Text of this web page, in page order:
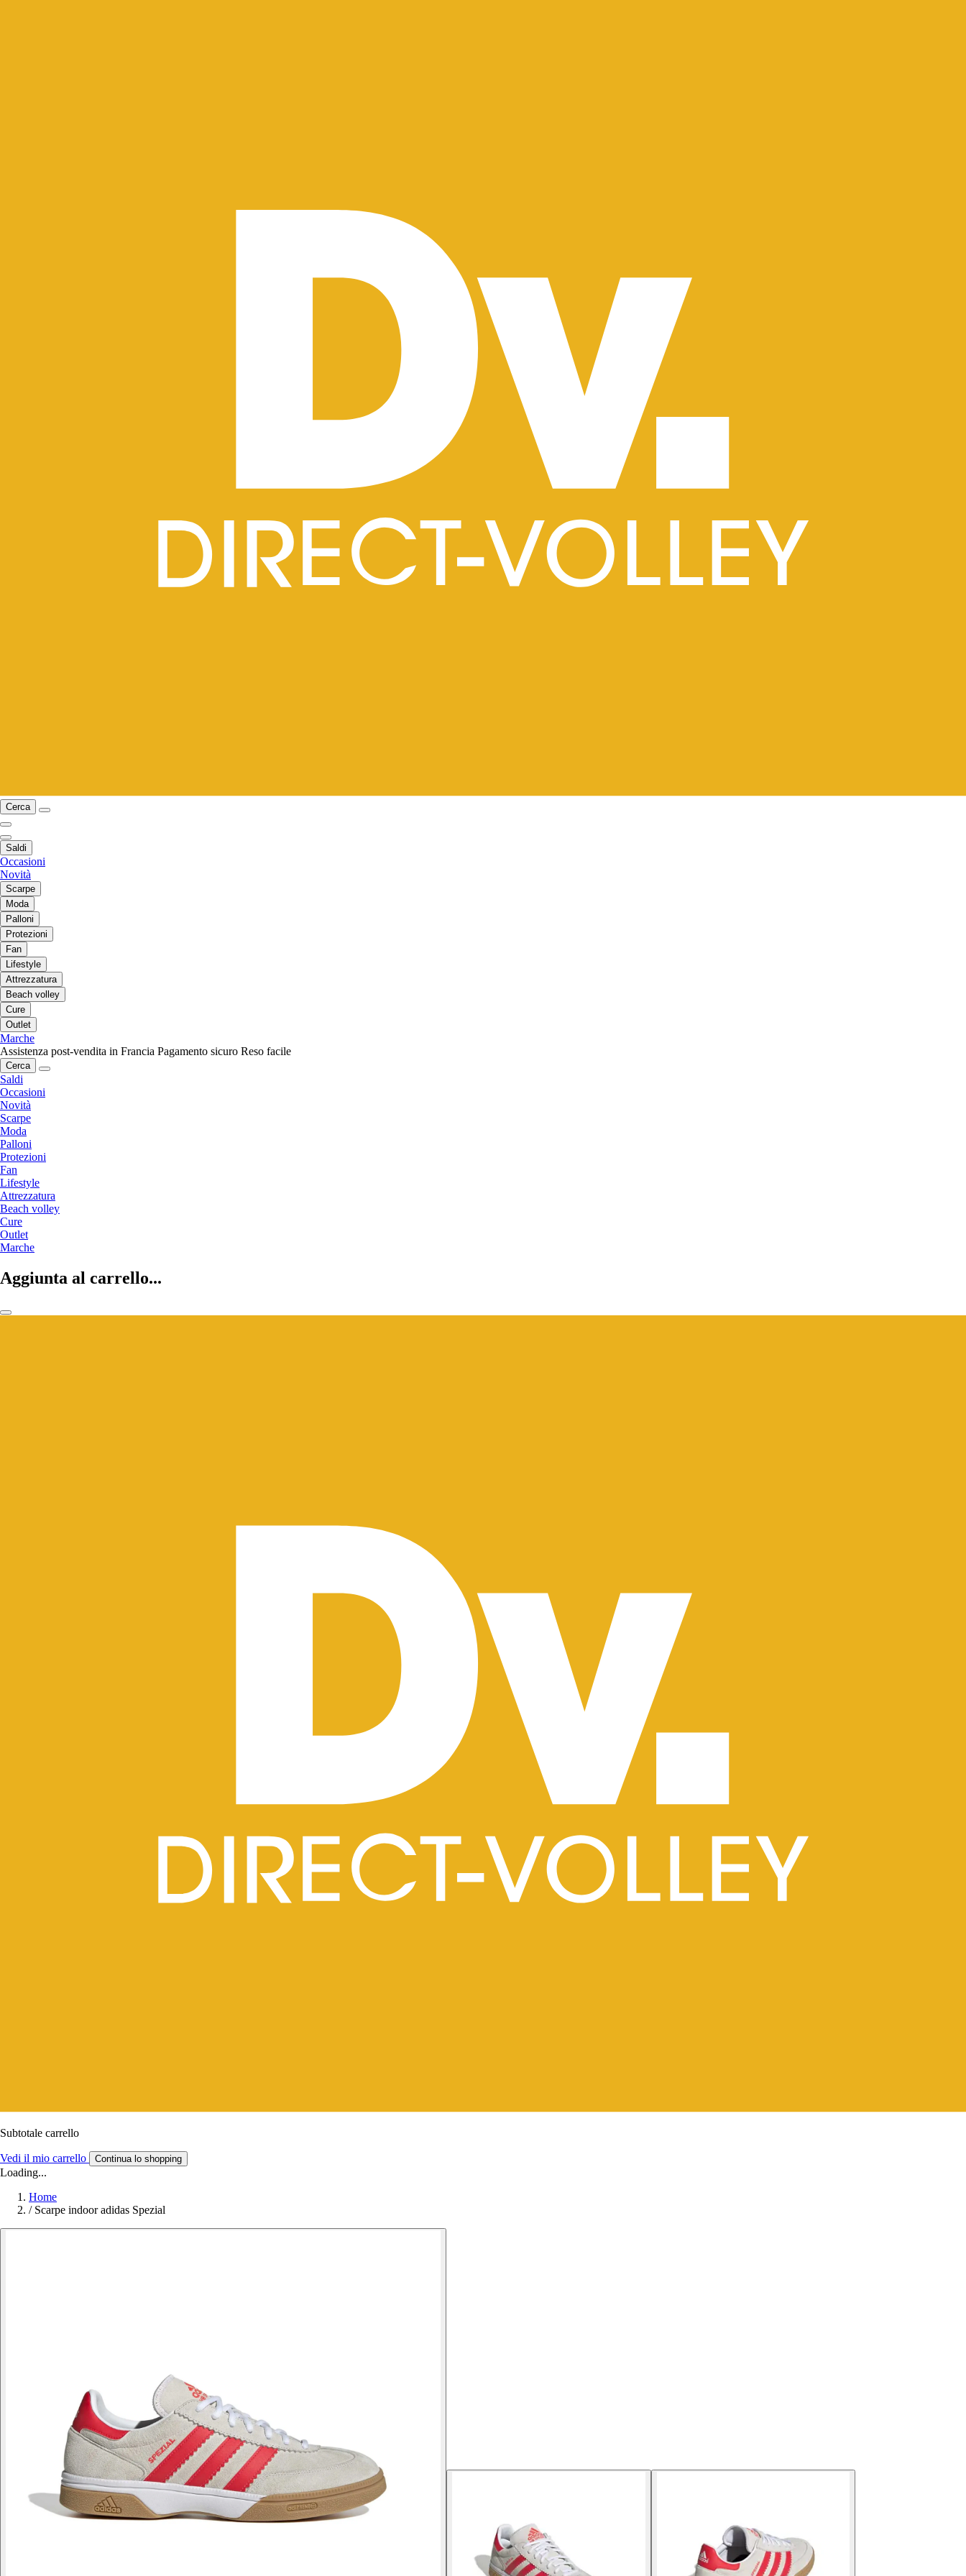
Cerca
Saldi
Occasioni
Novità
Scarpe
Moda
Palloni
Protezioni
Fan
Lifestyle
Attrezzatura
Beach volley
Cure
Outlet
Marche
Assistenza post-vendita in Francia Pagamento sicuro Reso facile
Cerca
Saldi
Occasioni
Novità
Scarpe
Moda
Palloni
Protezioni
Fan
Lifestyle
Attrezzatura
Beach volley
Cure
Outlet
Marche
Aggiunta al carrello...
Subtotale carrello
Vedi il mio carrello Continua lo shopping
Loading...
Home
/ Scarpe indoor adidas Spezial